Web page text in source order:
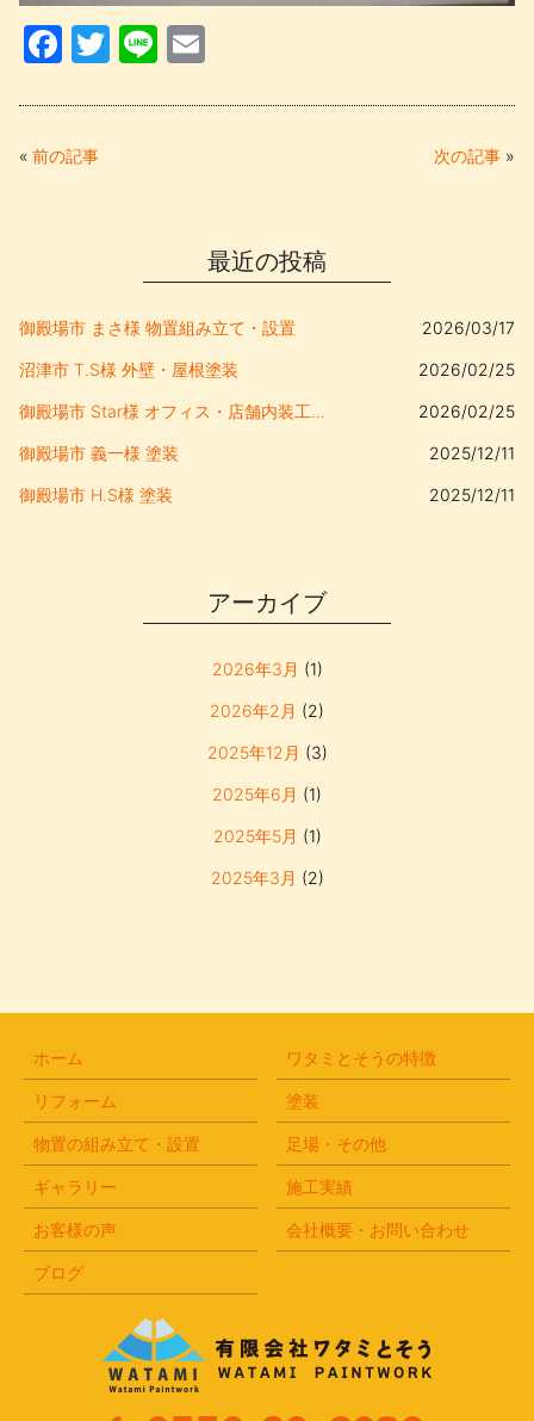
F
c
e
k
T
itt
Li
e ail
« 前の記事 次の記事 »
最近の投稿
御殿場市 まさ様 物置組み立て・設置 2026/03/17
沼津市 T.S様 外壁・屋根塗装 2026/02/25
御殿場市 Star様 オフィス・店舗内装工事、キッチン移設 2026/02/25
御殿場市 義一様 塗装 2025/12/11
御殿場市 H.S様 塗装 2025/12/11
アーカイブ
2026年3月 (1)
2026年2月 (2)
2025年12月 (3)
2025年6月 (1)
2025年5月 (1)
2025年3月 (2)
ホーム ワタミとそうの特徴
リフォーム 塗装
物置の組み立て・設置 足場・その他
ギャラリー 施工実績
お客様の声 会社概要・お問い合わせ
ブログ